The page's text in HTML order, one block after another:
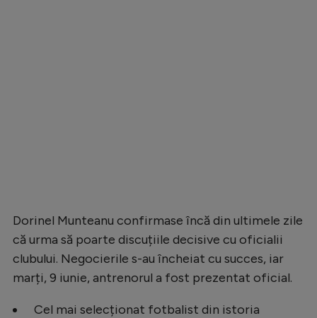
Dorinel Munteanu confirmase încă din ultimele zile
că urma să poarte discuțiile decisive cu oficialii
clubului. Negocierile s-au încheiat cu succes, iar
marți, 9 iunie, antrenorul a fost prezentat oficial.
Cel mai selecționat fotbalist din istoria